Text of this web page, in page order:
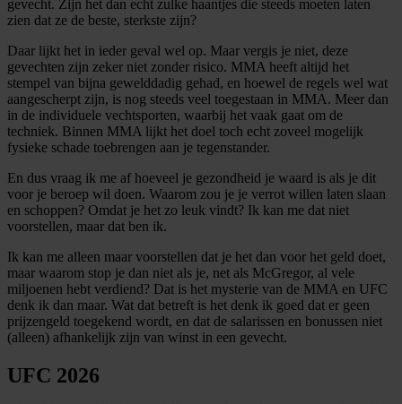
gevecht. Zijn het dan echt zulke haantjes die steeds moeten laten
zien dat ze de beste, sterkste zijn?
Daar lijkt het in ieder geval wel op. Maar vergis je niet, deze
gevechten zijn zeker niet zonder risico. MMA heeft altijd het
stempel van bijna gewelddadig gehad, en hoewel de regels wel wat
aangescherpt zijn, is nog steeds veel toegestaan in MMA. Meer dan
in de individuele vechtsporten, waarbij het vaak gaat om de
techniek. Binnen MMA lijkt het doel toch echt zoveel mogelijk
fysieke schade toebrengen aan je tegenstander.
En dus vraag ik me af hoeveel je gezondheid je waard is als je dit
voor je beroep wil doen. Waarom zou je je verrot willen laten slaan
en schoppen? Omdat je het zo leuk vindt? Ik kan me dat niet
voorstellen, maar dat ben ik.
Ik kan me alleen maar voorstellen dat je het dan voor het geld doet,
maar waarom stop je dan niet als je, net als McGregor, al vele
miljoenen hebt verdiend? Dat is het mysterie van de MMA en UFC
denk ik dan maar. Wat dat betreft is het denk ik goed dat er geen
prijzengeld toegekend wordt, en dat de salarissen en bonussen niet
(alleen) afhankelijk zijn van winst in een gevecht.
UFC 2026